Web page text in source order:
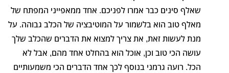
שאלף סינים כבר אמרו לפניכם. אחד ממאפייני המפתח של
מאלף טוב הוא בלשמור על המוטיבציה של הכלב גבוהה. על
מנת לעשות זאת, את צריך למצוא את הדברים שהכלב שלך
עושה הכי טוב וכן, אוכל הוא בהחלט אחד מהם, אבל לא
הכל. רועה גרמני בנוסף לכך אחד הדברים הכי משמעותיים